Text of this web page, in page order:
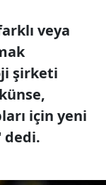
veya
şirketi
için yeni
dedi.